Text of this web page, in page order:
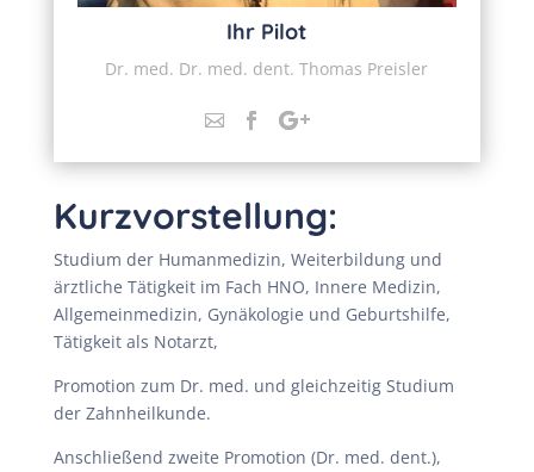
Ihr Pilot
Dr. med. Dr. med. dent. Thomas Preisler
Kurzvorstellung:
Studium der Humanmedizin, Weiterbildung und
ärztliche Tätigkeit im Fach HNO, Innere Medizin,
Allgemeinmedizin, Gynäkologie und Geburtshilfe,
Tätigkeit als Notarzt,
Promotion zum Dr. med. und gleichzeitig Studium
der Zahnheilkunde.
Anschließend zweite Promotion (Dr. med. dent.),